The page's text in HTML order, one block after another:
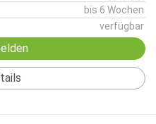
bis 6 Wochen
verfügbar